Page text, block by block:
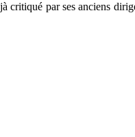
par ses anciens